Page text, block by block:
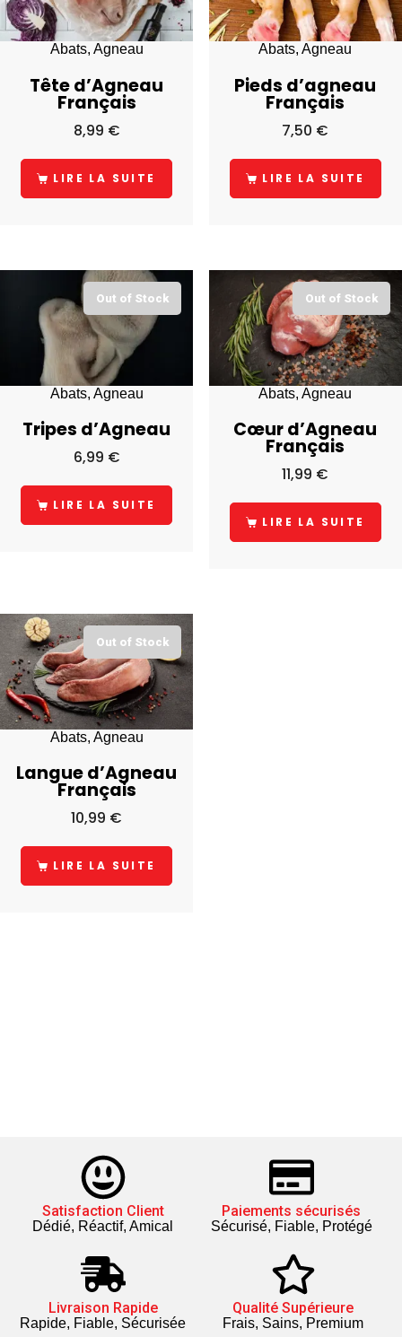
Abats, Agneau
Tête d’Agneau
Français
8,99 €
LIRE LA SUITE
Abats, Agneau
Pieds d’agneau
Français
7,50 €
LIRE LA SUITE
Out of Stock
Abats, Agneau
Tripes d’Agneau
6,99 €
LIRE LA SUITE
Out of Stock
Abats, Agneau
Cœur d’Agneau
Français
11,99 €
LIRE LA SUITE
Out of Stock
Abats, Agneau
Langue d’Agneau
Français
10,99 €
LIRE LA SUITE
Satisfaction Client
Dédié, Réactif, Amical
Paiements sécurisés
Sécurisé, Fiable, Protégé
Livraison Rapide
Rapide, Fiable, Sécurisée
Qualité Supérieure
Frais, Sains, Premium